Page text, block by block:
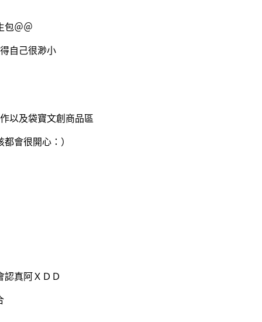
包＠＠
自己很渺小
以及袋寶文創商品區
會很開心：）
認真阿ＸＤＤ